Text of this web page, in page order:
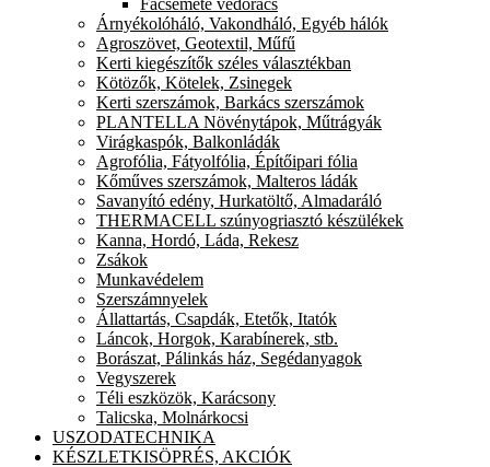
Árnyékolóháló, Vakondháló, Egyéb hálók
Agroszövet, Geotextil, Műfű
Kerti kiegészítők széles választékban
Kötözők, Kötelek, Zsinegek
Kerti szerszámok, Barkács szerszámok
PLANTELLA Növénytápok, Műtrágyák
Virágkaspók, Balkonládák
Agrofólia, Fátyolfólia, Építőipari fólia
Kőműves szerszámok, Malteros ládák
Savanyító edény, Hurkatöltő, Almadaráló
THERMACELL szúnyogriasztó készülékek
Kanna, Hordó, Láda, Rekesz
Zsákok
Munkavédelem
Szerszámnyelek
Állattartás, Csapdák, Etetők, Itatók
Láncok, Horgok, Karabínerek, stb.
Borászat, Pálinkás ház, Segédanyagok
Vegyszerek
Téli eszközök, Karácsony
Talicska, Molnárkocsi
USZODATECHNIKA
KÉSZLETKISÖPRÉS, AKCIÓK